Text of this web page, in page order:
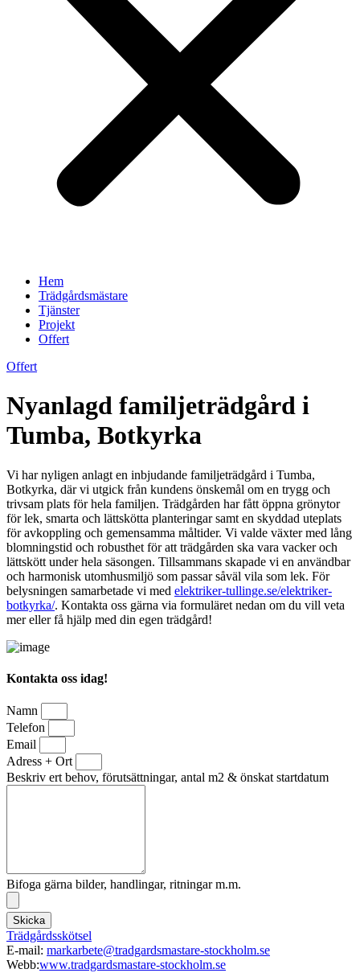
Hem
Trädgårdsmästare
Tjänster
Projekt
Offert
Offert
Nyanlagd familjeträdgård i
Tumba, Botkyrka
Vi har nyligen anlagt en inbjudande familjeträdgård i Tumba,
Botkyrka, där vi utgick från kundens önskemål om en trygg och
trivsam plats för hela familjen. Trädgården har fått öppna grönytor
för lek, smarta och lättskötta planteringar samt en skyddad uteplats
för avkoppling och gemensamma måltider. Vi valde växter med lång
blomningstid och robusthet för att trädgården ska vara vacker och
lättskött under hela säsongen. Tillsammans skapade vi en användbar
och harmonisk utomhusmiljö som passar såväl vila som lek. För
belysningen samarbetade vi med elektriker-tullinge.se/elektriker-
botkyrka/. Kontakta oss gärna via formuläret nedan om du vill veta
mer eller få hjälp med din egen trädgård!
Kontakta oss idag!
Namn
Telefon
Email
Adress + Ort
Beskriv ert behov, förutsättningar, antal m2 & önskat startdatum
Bifoga gärna bilder, handlingar, ritningar m.m.
Skicka
Trädgårdsskötsel
E-mail: markarbete@tradgardsmastare-stockholm.se
Webb:www.tradgardsmastare-stockholm.se